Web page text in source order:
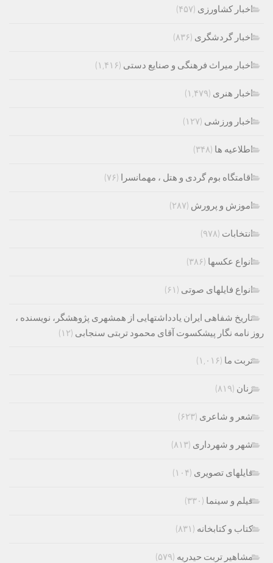
اخبار کشاورزی (۴۵۷)
اخبار گردشگری (۸۳۶)
اخبار میراث فرهنگی و صنایع دستی (۱,۴۱۶)
اخبار هنری (۱,۴۷۹)
اخبار ورزشی (۱۲۷)
اطلاعیه ها (۳۴۸)
اقامتگاه بوم گردی و هتل ، مهمانسرا (۷۶)
اموزش و پرورش (۲۸۷)
انتخابات (۹۷۸)
انواع عکسها (۳۸۶)
انواع فایلهای صوتی (۶۱)
تاریخ شفاهی ایران یادداشتهایی از همشهری پژوهشگر، نویسنده ،
روز نامه نگار پیشکسوت آقای محمود تربتی سنجابی (۱۲)
تربت ما (۱,۰۱۶)
زنان (۸۱۹)
شعر و شاعری (۶۲۳)
شهر و شهرداری (۸۱۳)
فایلهای تصویری (۱۰۴)
فیلم و سینما (۳۳۰)
کتاب و کتابخانه (۸۳۱)
مشاهیر تربت حیدریه (۵۷۹)